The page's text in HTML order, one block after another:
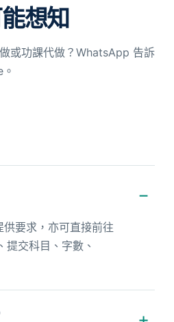
想知
或功課代做？WhatsApp 告訴
要求，亦可直接前往
交科目、字數、